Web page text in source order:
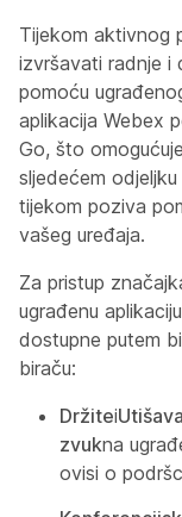
Tijekom aktivnog
izvršavati radnje i
pomoću
aplikacija Webex
Go, što
sljedećem
tijekom poziva
vašeg uređaja.
Za pristup
ugrađenu
dostupne putem
biraču:
Držitei
zvukna
ovisi o